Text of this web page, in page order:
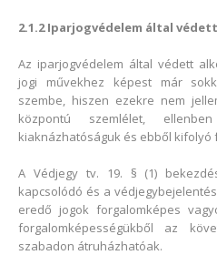
2.1.2 Iparjogvédelem által
Az iparjogvédelem által védett
jogi művekhez képest már
szembe, hiszen ezekre nem
központú szemlélet,
kiaknázhatóságuk és ebből kifolyó
A Védjegy tv. 19. § (1)
kapcsolódó és a
eredő jogok forgalomképes
forgalomképességükből az
szabadon átruházhatóak.